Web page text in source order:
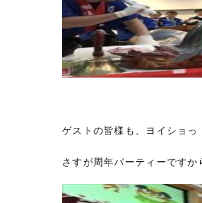
ゲストの皆様も、ヨイショっ
さすが周年パーティーですか